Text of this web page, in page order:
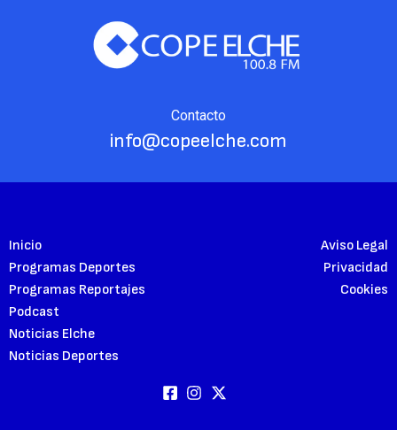
Contacto
info@copeelche.com
Inicio
Programas Deportes
Programas Reportajes
Podcast
Noticias Elche
Noticias Deportes
Aviso Legal
Privacidad
Cookies